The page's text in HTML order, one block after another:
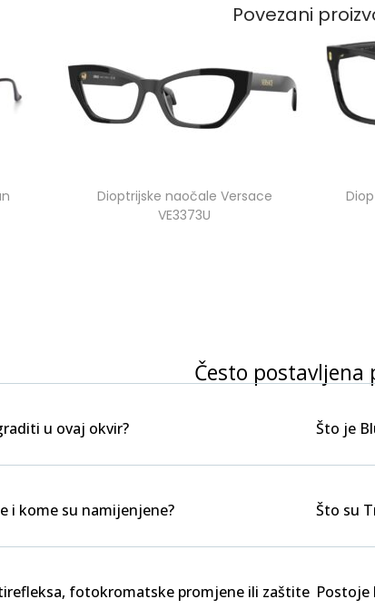
Povezani
Dioptrijske naočale Versace
VE3373U
Često postavljena
u ovaj okvir?
i kome su namijenjene?
fotokromatske promjene ili zaštite
Što je
Što su
Postoje